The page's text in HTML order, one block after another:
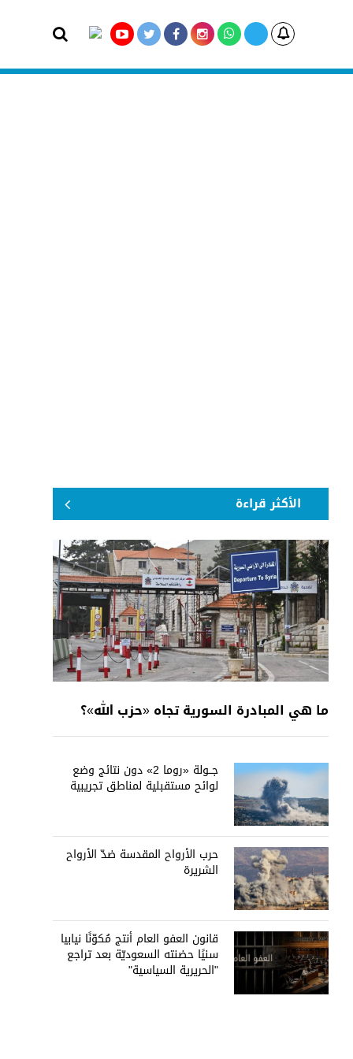
الأكثر قراءة
ما هي المبادرة السورية تجاه «حزب الله»؟
جــولة «روما 2» دون نتائج وضع
لوائح مستقبلية لمناطق تجريبية
حرب الأرواح المقدسة ضدّ الأرواح
الشريرة
قانون العفو العام أنتج مُكوّنًا نيابيا
سنيًا حضنته السعوديّة بعد تراجع
"الحريرية السياسية"